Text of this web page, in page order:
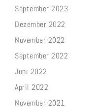
September 2023
Dezember 2022
November 2022
September 2022
Juni 2022
April 2022
November 2021